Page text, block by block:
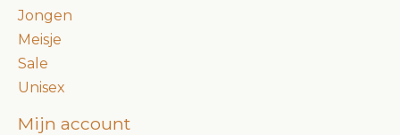
Jongen
Meisje
Sale
Unisex
Mijn account